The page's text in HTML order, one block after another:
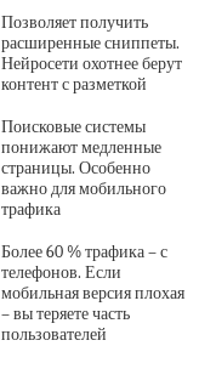
Позволяет получить
расширенные сниппеты.
Нейросети охотнее берут
контент с разметкой
Поисковые системы
понижают медленные
страницы. Особенно
важно для мобильного
трафика
Более 60 % трафика – с
телефонов. Если
мобильная версия плохая
– вы теряете часть
пользователей